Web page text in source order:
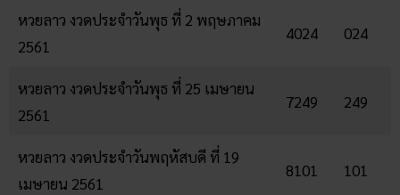
หวยลาว งวดประจำวันพุธ ที่ 2 พฤษภาคม
2561
4024 024
หวยลาว งวดประจำวันพุธ ที่ 25 เมษายน
2561
7249 249
หวยลาว งวดประจำวันพฤหัสบดี ที่ 19
เมษายน 2561
8101 101